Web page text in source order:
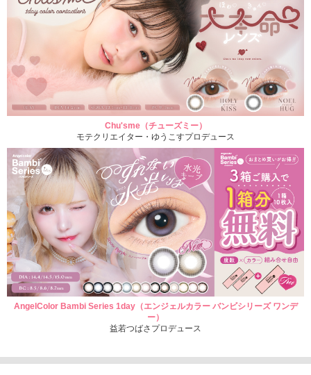
Chu'sme（チューズミー）
モテクリエイター・ゆうこすプロデュース
AngelColor Bambi Series 1day（エンジェルカラー バンビシリーズ ワンデ
ー）
益若つばさプロデュース